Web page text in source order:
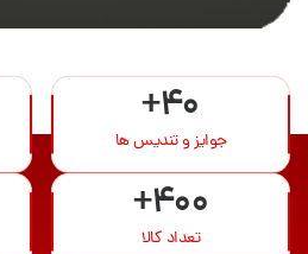
+40
جوایز و تندیس ها
+400
تعداد کالا